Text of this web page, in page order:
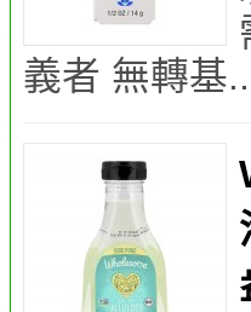
義者 無轉基..